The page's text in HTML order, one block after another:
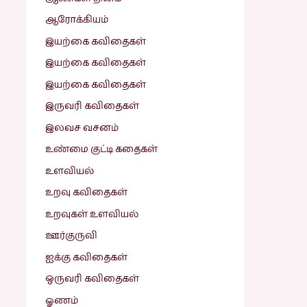
ஆரோக்கியம்
இயற்கை கவிதைகள்
இயற்கை கவிதைகள்
இயற்கை கவிதைகள்
இருவரி கவிதைகள்
இலவச வசனம்
உண்மை குட்டி கதைகள்
உளவியல்
உறவு கவிதைகள்
உறவுகள் உளவியல்
ஊர்குருவி
ஐக்கு கவிதைகள்
ஒருவரி கவிதைகள்
ஓணம்